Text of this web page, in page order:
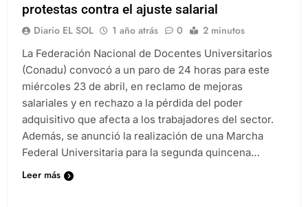
protestas contra el ajuste salarial
Diario EL SOL 1 año atrás 0 2 minutos
La Federación Nacional de Docentes Universitarios
(Conadu) convocó a un paro de 24 horas para este
miércoles 23 de abril, en reclamo de mejoras
salariales y en rechazo a la pérdida del poder
adquisitivo que afecta a los trabajadores del sector.
Además, se anunció la realización de una Marcha
Federal Universitaria para la segunda quincena…
Leer más